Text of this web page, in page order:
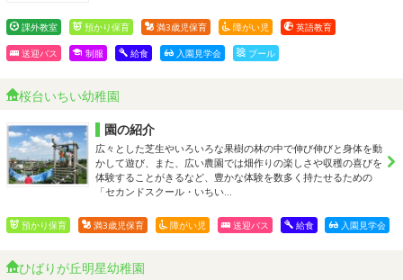
課外教室 預かり保育 満3歳児保育 障がい児 英語教育
送迎バス 制服 給食 入園見学会 プール
桜台いちい幼稚園
園の紹介
広々とした芝生やいろいろな果樹の林の中で伸び伸びと身体を動
かして遊び、また、広い農園では畑作りの楽しさや収穫の喜びを
体験することがきるなど、豊かな体験を数多く持たせるための
「セカンドスクール・いちい…
預かり保育 満3歳児保育 障がい児 送迎バス 給食 入園見学会
ひばりが丘明星幼稚園